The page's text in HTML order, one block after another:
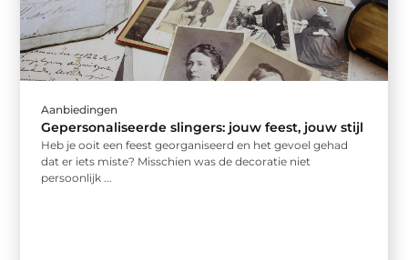
Aanbiedingen
Gepersonaliseerde slingers: jouw feest, jouw stijl
Heb je ooit een feest georganiseerd en het gevoel gehad
dat er iets miste? Misschien was de decoratie niet
persoonlijk ...